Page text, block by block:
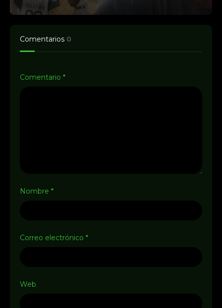
Comentarios 0
Comentario *
Nombre *
Correo electrónico *
Web